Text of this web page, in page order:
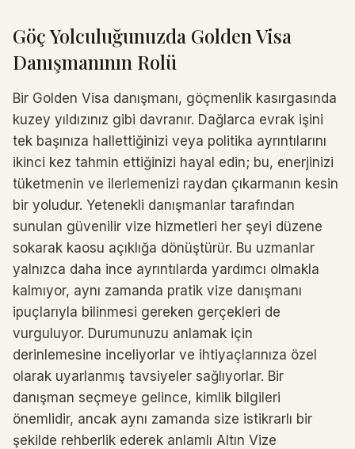
Göç Yolculuğunuzda Golden Visa
Danışmanının Rolü
Bir Golden Visa danışmanı, göçmenlik kasırgasında
kuzey yıldızınız gibi davranır. Dağlarca evrak işini
tek başınıza hallettiğinizi veya politika ayrıntılarını
ikinci kez tahmin ettiğinizi hayal edin; bu, enerjinizi
tüketmenin ve ilerlemenizi raydan çıkarmanın kesin
bir yoludur. Yetenekli danışmanlar tarafından
sunulan güvenilir vize hizmetleri her şeyi düzene
sokarak kaosu açıklığa dönüştürür. Bu uzmanlar
yalnızca daha ince ayrıntılarda yardımcı olmakla
kalmıyor, aynı zamanda pratik vize danışmanı
ipuçlarıyla bilinmesi gereken gerçekleri de
vurguluyor. Durumunuzu anlamak için
derinlemesine inceliyorlar ve ihtiyaçlarınıza özel
olarak uyarlanmış tavsiyeler sağlıyorlar. Bir
danışman seçmeye gelince, kimlik bilgileri
önemlidir, ancak aynı zamanda size istikrarlı bir
şekilde rehberlik ederek anlamlı Altın Vize